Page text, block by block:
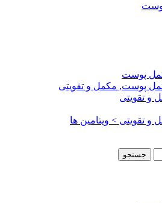
پوست
پوست, مکمل و تقویتی
و تقویتی
تقویتی > ویتامین ها
جستجو